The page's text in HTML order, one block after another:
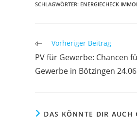
SCHLAGWÖRTER: ENERGIECHECK
Weitere
Artikel
ansehen
Vorheriger Beitrag
PV für Gewerbe: Chancen
Gewerbe in Bötzingen
DAS KÖNNTE DIR AUCH